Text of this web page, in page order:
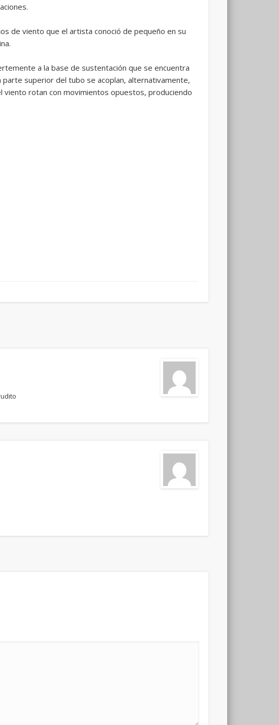
de viento que el artista conoció de pequeño en su
a la base de sustentación que se encuentra
parte superior del tubo se acoplan, alternativamente,
rotan con movimientos opuestos, produciendo